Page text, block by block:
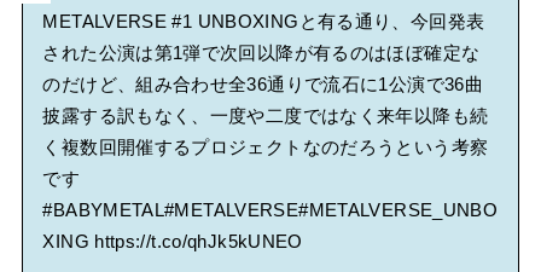
METALVERSE #1 UNBOXINGと有る通り、今回発表
された公演は第1弾で次回以降が有るのはほぼ確定な
のだけど、組み合わせ全36通りで流石に1公演で36曲
披露する訳もなく、一度や二度ではなく来年以降も続
く複数回開催するプロジェクトなのだろうという考察
です
#BABYMETAL#METALVERSE#METALVERSE_UNBO
XING https://t.co/qhJk5kUNEO